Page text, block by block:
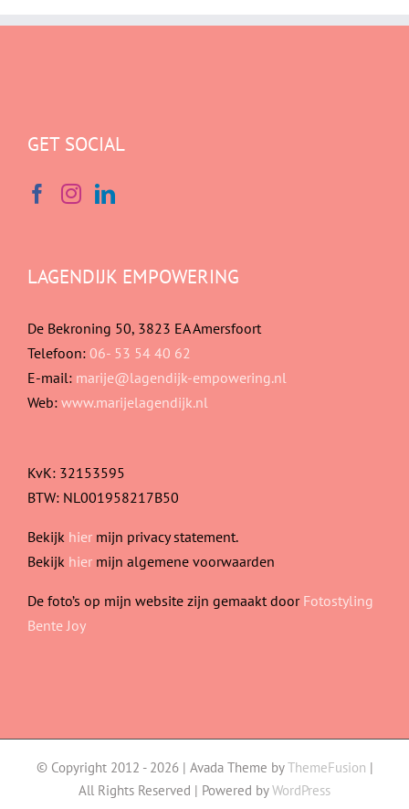
GET SOCIAL
LAGENDIJK EMPOWERING
De Bekroning 50, 3823 EA Amersfoort
Telefoon: 06- 53 54 40 62
E-mail: marije@lagendijk-empowering.nl
Web: www.marijelagendijk.nl
KvK: 32153595
BTW: NL001958217B50
Bekijk hier mijn privacy statement.
Bekijk hier mijn algemene voorwaarden
De foto’s op mijn website zijn gemaakt door Fotostyling
Bente Joy
© Copyright 2012 - 2026 | Avada Theme byThemeFusion |
All Rights Reserved | Powered byWordPress